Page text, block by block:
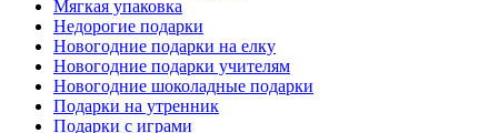
Мягкая упаковка
Недорогие подарки
Новогодние подарки на елку
Новогодние подарки учителям
Новогодние шоколадные подарки
Подарки на утренник
Подарки с играми